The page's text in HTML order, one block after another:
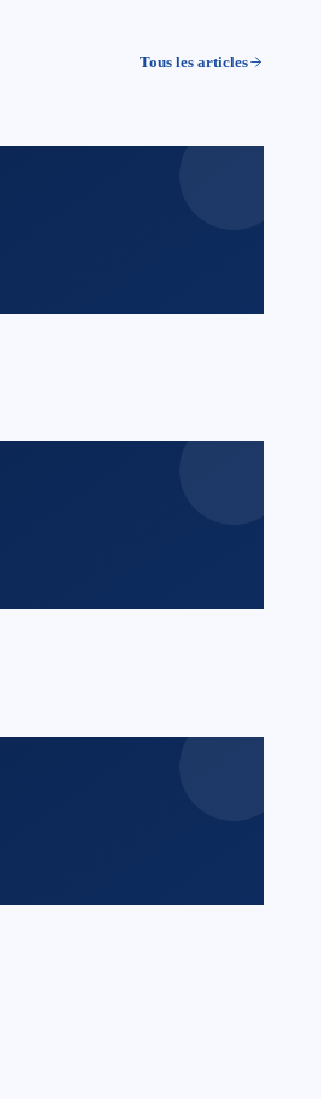
Tous les articles